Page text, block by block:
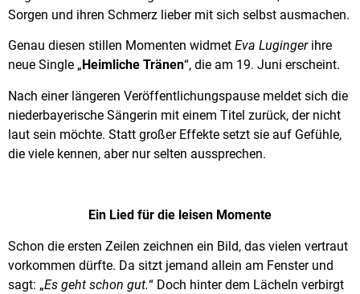
Sorgen und ihren Schmerz lieber mit sich selbst ausmachen.
Genau diesen stillen Momenten widmet Eva Lugingerihre
neue Single „ Heimliche Tränen“, die am 19. Juni erscheint.
Nach einer längeren Veröffentlichungspause meldet sich die
niederbayerische Sängerin mit einem Titel zurück, der nicht
laut sein möchte. Statt großer Effekte setzt sie auf Gefühle,
die viele kennen, aber nur selten aussprechen.
Ein Lied für die leisen Momente
Schon die ersten Zeilen zeichnen ein Bild, das vielen vertraut
vorkommen dürfte. Da sitzt jemand allein am Fenster und
sagt: „Es geht schon gut.“ Doch hinter dem Lächeln verbirgt